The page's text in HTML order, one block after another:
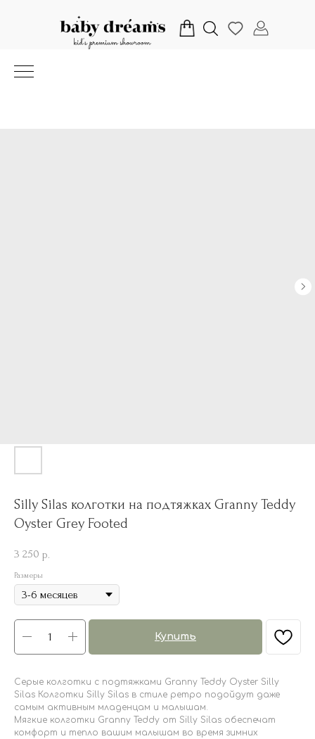
Silly Silas колготки на подтяжках Granny Teddy
Oyster Grey Footed
3 250 р.
Размеры
Купить
Серые колготки с подтяжками Granny Teddy Oyster Silly
Silas Колготки Silly Silas в стиле ретро подойдут даже
самым активным младенцам и малышам.
Мягкие колготки Granny Teddy от Silly Silas обеспечат
комфорт и тепло вашим малышам во время зимних